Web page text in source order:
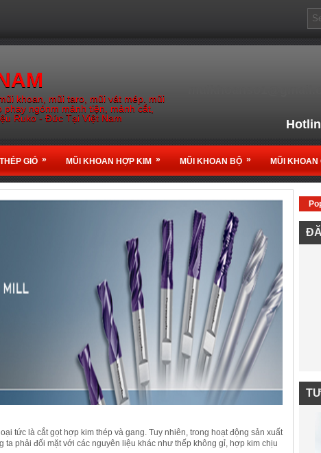
khoan, mũi taro, mũi vát mép. mũi
ngónm mảnh tiện, mảnh cắt,
Ruko - Đức Tại Việt Nam
Email:
Nhà Phân phối
GIÓ » MŨI KHOAN HỢP KIM » MŨI KHOAN BỘ » MŨI KHOAN
tức là cắt gọt hợp kim thép và gang. Tuy nhiên, trong hoạt động sản xuất
ta phải đối mặt với các nguyên liệu khác như thếp không gỉ, hợp kim chịu